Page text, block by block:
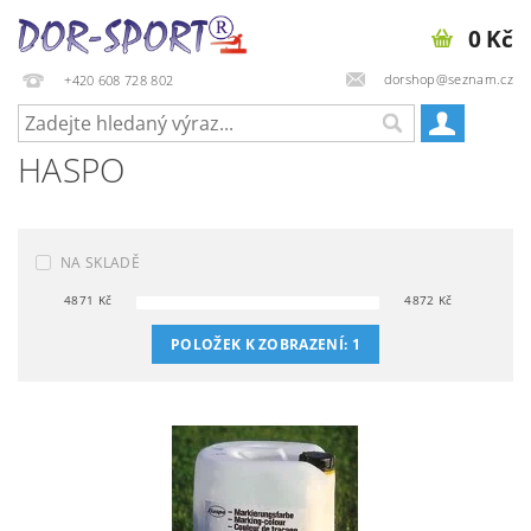
+420 608 728 802 dorshop@seznam.cz
0 Kč
HASPO
NA SKLADĚ
4871 Kč 4872 Kč
POLOŽEK K ZOBRAZENÍ: 1